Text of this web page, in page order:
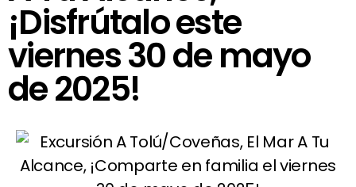
¡Disfrútalo este
viernes 30 de mayo
de 2025!